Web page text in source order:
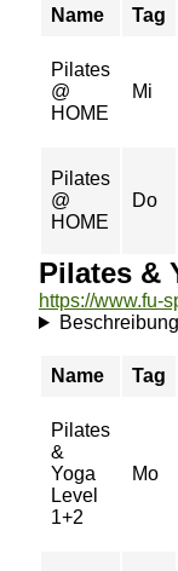
Name Tag
Pilates
@
HOME
Mi
Pilates
@
HOME
Do
Pilates &
Name Tag
Pilates
&
Yoga
Level
1+2
Mo